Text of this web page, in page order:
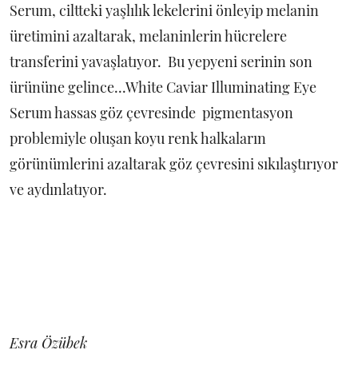
Serum, ciltteki yaşlılık lekelerini önleyip melanin
üretimini azaltarak, melaninlerin hücrelere
transferini yavaşlatıyor. Bu yepyeni serinin son
ürününe gelince...White Caviar Illuminating Eye
Serum hassas göz çevresinde pigmentasyon
problemiyle oluşan koyu renk halkaların
görünümlerini azaltarak göz çevresini sıkılaştırıyor
ve aydınlatıyor.
Esra Özübek